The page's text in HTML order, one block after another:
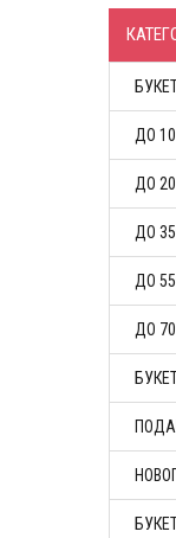
ДО
ДО
ДО
ДО
ДО